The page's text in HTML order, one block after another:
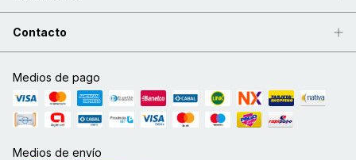
Contacto
Medios de pago
Medios de envío